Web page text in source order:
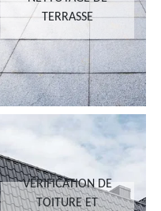
TERRASSE
VÉRIFICATION DE
TOITURE ET